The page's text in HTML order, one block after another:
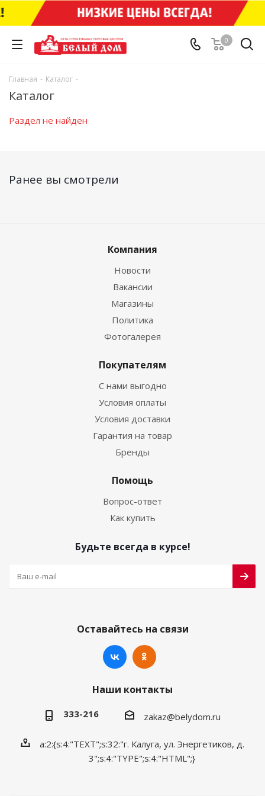
0
Главная - Каталог -
Каталог
Раздел не найден
Ранее вы смотрели
Компания
Новости
Вакансии
Магазины
Политика
Фотогалерея
Покупателям
С нами выгодно
Условия оплаты
Условия доставки
Гарантия на товар
Бренды
Помощь
Вопрос-ответ
Как купить
Будьте всегда в курсе!
Оставайтесь на связи
Наши контакты
333-216 zakaz@belydom.ru
a:2:{s:4:"TEXT";s:32:"г. Калуга, ул. Энергетиков, д.
3";s:4:"TYPE";s:4:"HTML";}